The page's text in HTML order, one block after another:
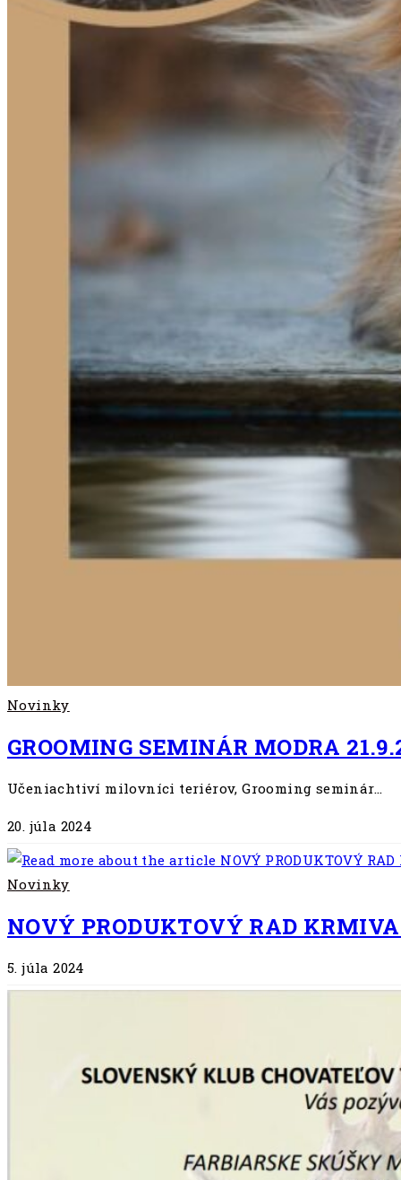
Novinky
GROOMING SEMINÁR MODRA
Učeniachtiví milovníci teriérov, Grooming seminár…
20. júla 2024
Novinky
NOVÝ PRODUKTOVÝ RAD
5. júla 2024